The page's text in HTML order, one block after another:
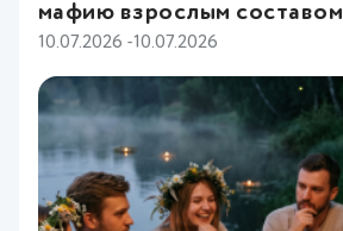
мафию взрослым составом
10.07.2026 -10.07.2026